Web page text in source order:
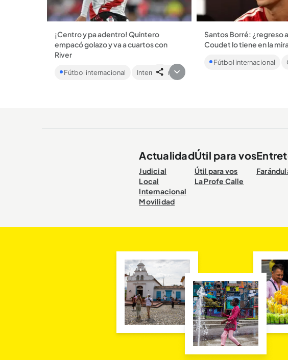
¡Centro y pa adentro! Quintero
empacó golazo y va a cuartos con
River
empate agónico (2-2) al minuto 121 que
Fútbol internacional Internacional
Santos Borré: ¿regreso
Coudet lo tiene en la
Libertadores con el club
Fútbol internacional
Actualidad
Judicial
Local
Internacional
Movilidad
Útil para vos
Útil para vos
La Profe Calle